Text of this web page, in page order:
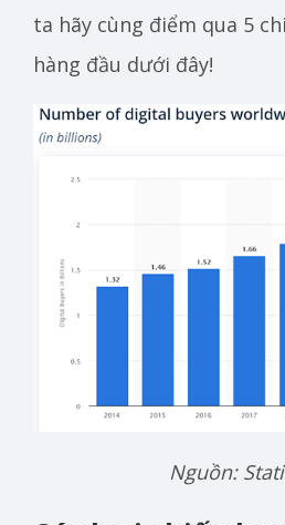
ta hãy cùng điểm qua 5
hàng đầu dưới đây!
Nguồn: